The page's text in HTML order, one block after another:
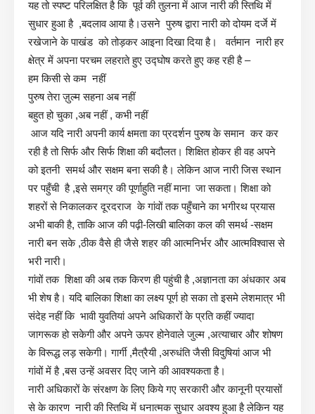
यह तो स्पष्ट परिलक्षित है कि पूर्व की तुलना में आज नारी की स्तिथि में
सुधार हुआ है ,बदलाव आया है।उसने पुरुष द्वारा नारी को दोयम दर्जे में
रखेजाने के पाखंड को तोड़कर आइना दिखा दिया है। वर्तमान नारी हर
क्षेत्र में अपना परचम लहराते हुए उद्घोष करते हुए कह रही है –
हम किसी से कम नहीं
पुरुष तेरा ज़ुल्म सहना अब नहीं
बहुत हो चुका ,अब नहीं , कभी नहीं
आज यदि नारी अपनी कार्य क्षमता का प्रदर्शन पुरुष के समान कर कर
रही है तो सिर्फ और सिर्फ शिक्षा की बदौलत। शिक्षित होकर ही वह अपने
को इतनी समर्थ और सक्षम बना सकी है। लेकिन आज नारी जिस स्थान
पर पहुँची है ,इसे समग्र की पूर्णाहुति नहीं माना जा सकता। शिक्षा को
शहरों से निकालकर दूरदराज के गांवों तक पहुँचाने का भगीरथ प्रयास
अभी बाकी है, ताकि आज की पढ़ी-लिखी बालिका कल की समर्थ -सक्षम
नारी बन सके ,ठीक वैसे ही जैसे शहर की आत्मनिर्भर और आत्मविश्वास से
भरी नारी।
गांवों तक शिक्षा की अब तक किरण ही पहुंची है ,अज्ञानता का अंधकार अब
भी शेष है। यदि बालिका शिक्षा का लक्ष्य पूर्ण हो सका तो इसमे लेशमात्र भी
संदेह नहीं कि भावी युवतियां अपने अधिकारों के प्रति कहीं ज्यादा
जागरूक हो सकेगी और अपने ऊपर होनेवाले जुल्म ,अत्याचार और शोषण
के विरूद्ध लड़ सकेगी। गार्गी ,मैत्रैयी ,अरुधंति जैसी विदुषियां आज भी
गांवों में है ,बस उन्हें अवसर दिए जाने की आवश्यकता है।
नारी अधिकारों के संरक्षण के लिए किये गए सरकारी और कानूनी प्रयासों
से के कारण नारी की स्तिथि में धनात्मक सुधार अवश्य हुआ है लेकिन यह